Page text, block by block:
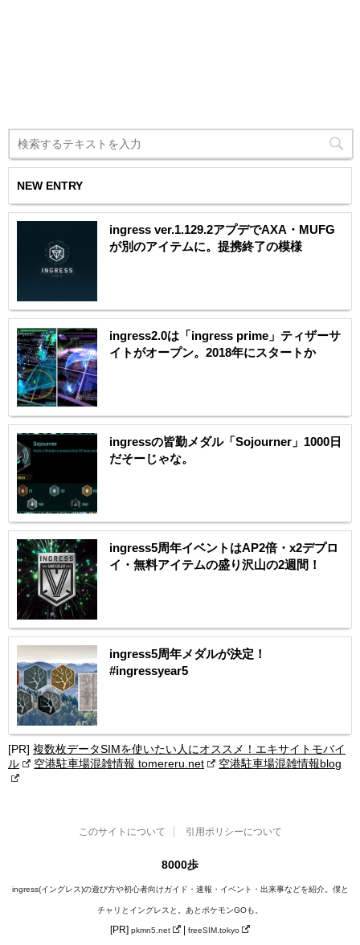
NEW ENTRY
ingress ver.1.129.2アプデでAXA・MUFG
が別のアイテムに。提携終了の模様
ingress2.0は「ingress prime」ティザーサ
イトがオープン。2018年にスタートか
ingressの皆勤メダル「Sojourner」1000日
だそーじゃな。
ingress5周年イベントはAP2倍・x2デプロ
イ・無料アイテムの盛り沢山の2週間！
ingress5周年メダルが決定！
#ingressyear5
[PR] 複数枚データSIMを使いたい人にオススメ！エキサイトモバイ
ル
空港駐車場混雑情報 tomereru.net 空港駐車場混雑情報blog
このサイトについて 引用ポリシーについて
8000歩
ingress(イングレス)の遊び方や初心者向けガイド・速報・イベント・出来事などを紹介。僕と
チャリとイングレスと。あとポケモンGOも。
[PR]pkmn5.net | freeSIM.tokyo